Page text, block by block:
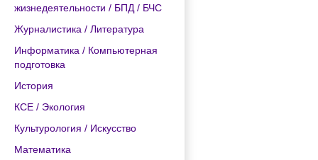
жизнедеятельности / БПД / БЧС
Журналистика / Литература
Информатика / Компьютерная
подготовка
История
КСЕ / Экология
Культурология / Искусство
Математика